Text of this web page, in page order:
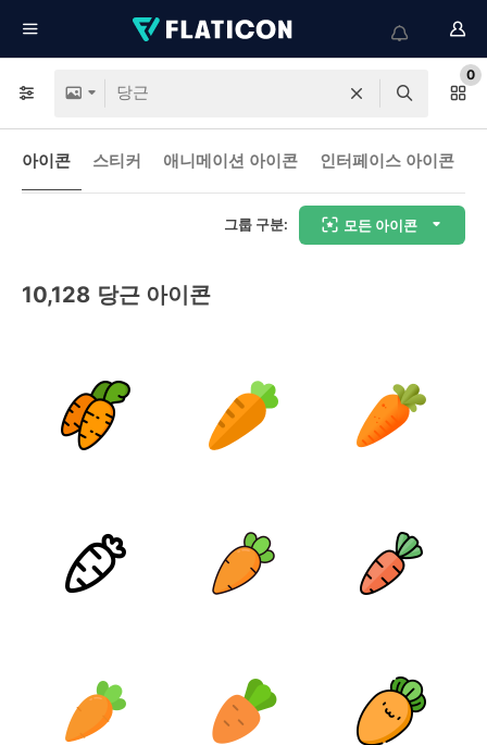
0
아이콘 스티커 애니메이션 아이콘 인터페이스 아이콘
그룹 구분: 모든 아이콘
10,128 당근 아이콘